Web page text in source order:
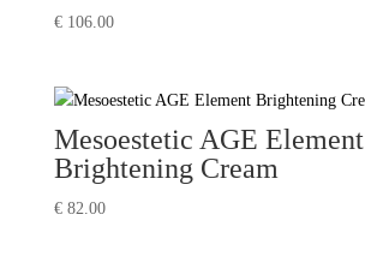
€106.00
Mesoestetic AGE Element
Brightening Cream
€82.00